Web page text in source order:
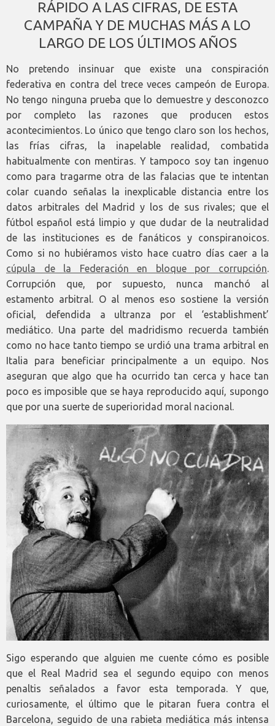
RÁPIDO A LAS CIFRAS, DE ESTA
CAMPAÑA Y DE MUCHAS MÁS A LO
LARGO DE LOS ÚLTIMOS AÑOS
No pretendo insinuar que existe una conspiración
federativa en contra del trece veces campeón de Europa.
No tengo ninguna prueba que lo demuestre y desconozco
por completo las razones que producen estos
acontecimientos. Lo único que tengo claro son los hechos,
las frías cifras, la inapelable realidad, combatida
habitualmente con mentiras. Y tampoco soy tan ingenuo
como para tragarme otra de las falacias que te intentan
colar cuando señalas la inexplicable distancia entre los
datos arbitrales del Madrid y los de sus rivales; que el
fútbol español está limpio y que dudar de la neutralidad
de las instituciones es de fanáticos y conspiranoicos.
Como si no hubiéramos visto hace cuatro días caer a la
cúpula de la Federación en bloque por corrupción
Corrupción que, por supuesto, nunca manchó al
estamento arbitral. O al menos eso sostiene la versión
oficial, defendida a ultranza por el ‘establishment’
mediático. Una parte del madridismo recuerda también
como no hace tanto tiempo se urdió una trama arbitral en
Italia para beneficiar principalmente a un equipo. Nos
aseguran que algo que ha ocurrido tan cerca y hace tan
poco es imposible que se haya reproducido aquí, supongo
que por una suerte de superioridad moral nacional.
Sigo esperando que alguien me cuente cómo es posible
que el Real Madrid sea el segundo equipo con menos
penaltis señalados a favor esta temporada. Y que,
curiosamente, el último que le pitaran fuera contra el
Barcelona, seguido de una rabieta mediática más intensa